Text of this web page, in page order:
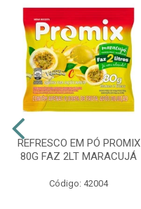
REFRESCO EM PÓ PROMIX
80G FAZ 2LT MARACUJÁ
Código: 42004